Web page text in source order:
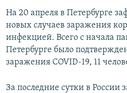
На 20 апреля в Петербурге
новых случаев заражения
инфекцией. Всего с начала
Петербурге было
заражения COVID-19, 11
За последние сутки в России